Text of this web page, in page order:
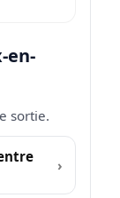
en-
sortie.